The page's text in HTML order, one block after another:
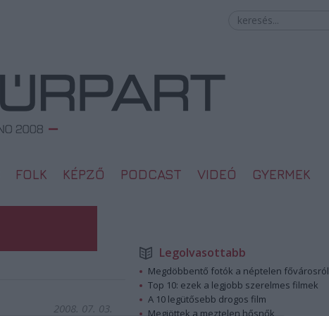
FOLK KÉPZŐ PODCAST VIDEÓ GYERMEK
2008. 07. 03.
Legolvasottabb
Megdöbbentő fotók a néptelen fővárosról
Top 10: ezek a legjobb szerelmes filmek
A 10 legütősebb drogos film
Megjöttek a meztelen hősnők